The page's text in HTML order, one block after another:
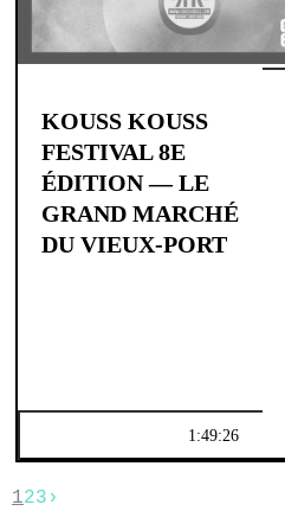
KOUSS KOUSS
FESTIVAL 8E
ÉDITION — LE
GRAND MARCHÉ
DU VIEUX-PORT
1:49:26
123 ›